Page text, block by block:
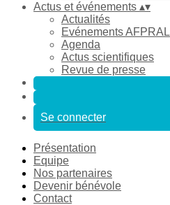
Actus et événements ▴▾
Actualités
Evénements AFPRAL
Agenda
Actus scientifiques
Revue de presse
Se connecter
Présentation
Equipe
Nos partenaires
Devenir bénévole
Contact